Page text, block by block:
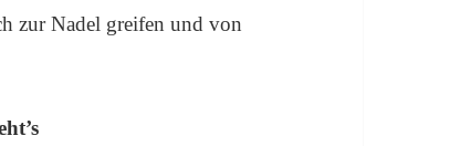
zur Nadel greifen und von